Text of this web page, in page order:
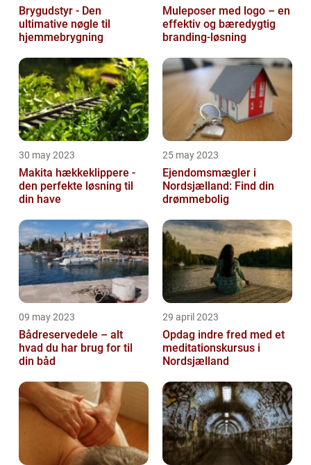
Brygudstyr - Den
ultimative nøgle til
hjemmebrygning
Muleposer med logo – en
effektiv og bæredygtig
branding-løsning
30 may 2023
Makita hækkeklippere -
den perfekte løsning til
din have
25 may 2023
Ejendomsmægler i
Nordsjælland: Find din
drømmebolig
09 may 2023
Bådreservedele – alt
hvad du har brug for til
din båd
29 april 2023
Opdag indre fred med et
meditationskursus i
Nordsjælland